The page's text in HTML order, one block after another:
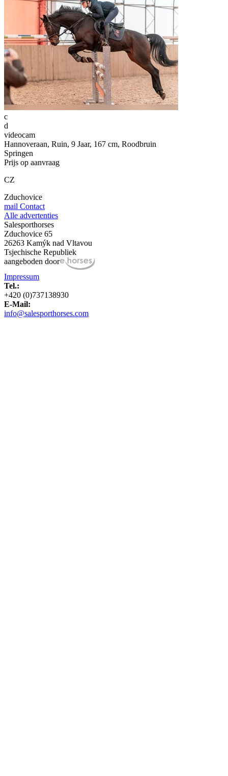
c
d
videocam
Hannoveraan, Ruin, 9 Jaar, 167 cm, Roodbruin
Springen
Prijs op aanvraag
CZ
Zduchovice
mail Contact
Alle advertenties
Salesporthorses
Zduchovice 65
26263 Kamýk nad Vltavou
Tsjechische Republiek
aangeboden door
Impressum
Tel.:
+420 (0)737138930
E-Mail:
info@salesporthorses.com